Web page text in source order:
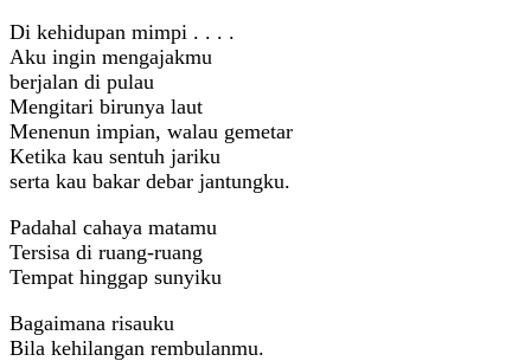
Di kehidupan mimpi . . . .
Aku ingin mengajakmu
berjalan di pulau
Mengitari birunya laut
Menenun impian, walau gemetar
Ketika kau sentuh jariku
serta kau bakar debar jantungku.
Padahal cahaya matamu
Tersisa di ruang-ruang
Tempat hinggap sunyiku
Bagaimana risauku
Bila kehilangan rembulanmu.